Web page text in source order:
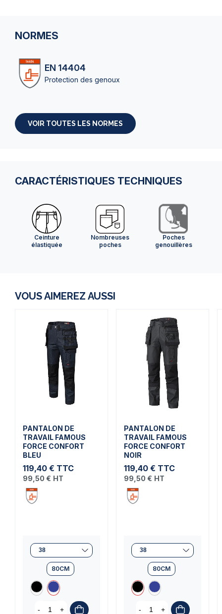
NORMES
EN 14404
Protection des genoux
VOIR TOUTES LES NORMES
CARACTÉRISTIQUES TECHNIQUES
Ceinture
élastiquée
Nombreuses
poches
Poches
genouillères
VOUS AIMEREZ AUSSI
PANTALON DE
TRAVAIL FAMOUS
FORCE CONFORT
BLEU
119,40 € TTC
99,50 € HT
80CM
- +
PANTALON DE
TRAVAIL FAMOUS
FORCE CONFORT
NOIR
119,40 € TTC
99,50 € HT
80CM
- +